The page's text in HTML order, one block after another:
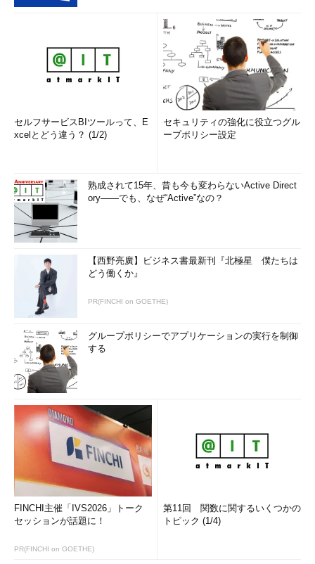
セルフサービスBIツールって、E
xcelとどう違う？ (1/2)
セキュリティの強化に役立つグル
ープポリシー設定
熟成されて15年、昔も今も変わらないActive Direct
ory――でも、なぜ“Active”なの？
【西野亮廣】ビジネス書最新刊『北極星 僕たちは
どう働くか』
PR(FINCHI on GOETHE)
グループポリシーでアプリケーションの実行を制御
する
FINCHI主催「IVS2026」トーク
セッションが話題に！
PR(FINCHI on GOETHE)
第11回 関数に関するいくつかの
トピック (1/4)